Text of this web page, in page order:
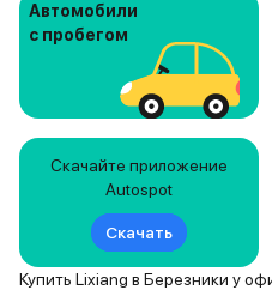
Автомобили
с пробегом
Скачайте приложение
Autospot
Скачать
Купить Lixiang в Березники у